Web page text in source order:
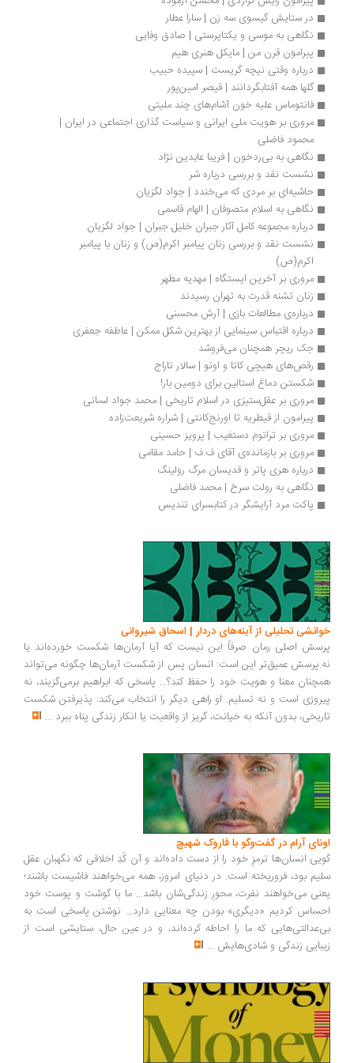
در ستایش گیسوی سه زن | سارا عطار
نگاهی به موسی و یکتاپرستی | صادق وفایی
پیرامون قرن من | مایکل هنری هیم
درباره وقتی نیچه گریست | سپیده حبیب
گلها همه آفتابگردانند | قیصر امین‌پور
فانتوماس علیه خون آشام‌های چند ملیتی
مروری بر هویت ملی ایرانی و سیاست گذاری اجتماعی در ایران |
محمود فاضلی
نگاهی به بی‌ردخون | فریبا عابدین نژاد
نشست نقد و بررسی درباره شر
حاشیه‌ای بر مردی که می‌خندد | جواد لگزیان
نگاهی به اسلام متصوفان | الهام قاسمی
درباره مجموعه کامل آثار جبران خلیل جبران | جواد لگزیان
نشست نقد و بررسی زنان پیامبر اکرم(ص) و زنان با پیامبر
اکرم(ص)
مروری بر آخرین ایستگاه | مهدیه مطهر
زنان تشنه قدرت به تهران رسیدند
درباره‌ی مطالعات بازی | آرش محسنی
درباره اقتباس سینمایی از بهترین شکل ممکن | عاطفه جعفری
جک ریچر همچنان می‌فروشد
رقص‌های هیچی کاتا و اونو | سالار تاراج
شکستن دماغ استالین برای دومین بار!
مروری بر عقل‌ستیزی در اسلام تاریخی | محمد جواد لسانی
پیرامون از قیطریه تا اورنج‌کانتی | شراره شریعت‌زاده
مروری بر تراتوم دستغیب | پرویز حسینی
مروری بر بازمانده‌ی آقای ف.ف | حامد مقامی
درباره هری پاتر و قدیسان مرگ رولینگ
نگاهی به رولت سرخ | محمد فاضلی
پاکت مرد آرایشگر در کتابسرای تندیس
تحلیلی از آینه‌های دردار | اسحاق شیروانی
اصلی رمان صرفاً این نیست که آیا آرمان‌ها شکست خورده‌اند یا
عمیق‌تر این است: انسان پس از شکست آرمان‌ها چگونه می‌تواند
معنا و هویت خود را حفظ کند؟... پاسخی که ابراهیم برمی‌گزیند، نه
است و نه تسلیم. او راهی دیگر را انتخاب می‌کند: پذیرفتن شکست
بدون آنکه به خیانت، گریز از واقعیت یا انکار زندگی پناه ببرد...
آرام در گفت‌وگو با فاروک شهیچ‭
انسان‌ها ترمزِ خود را از دست داده‌اند و آن کُدِ اخلاقی که نگهبان عقل
بود، فروریخته است. در دنیای امروز، همه می‌خواهند فاشیست باشند؛
می‌خواهند نفرت، محورِ زندگی‌شان باشد... ما با گوشت و پوست خود
کردیم «دیگری» بودن چه معنایی دارد... نوشتن پاسخی است به
که ما را احاطه کرده‌اند، و در عین حال، ستایشی است از
زندگی و شادی‌هایش...